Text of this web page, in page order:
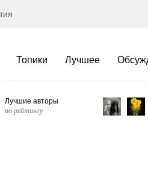
Топики Лучшее
Лучшие авторы
по рейтингу